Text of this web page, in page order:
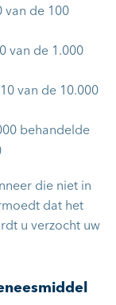
van de 100
van de 1.000
van de 10.000
behandelde
die niet in
dat het
u verzocht uw